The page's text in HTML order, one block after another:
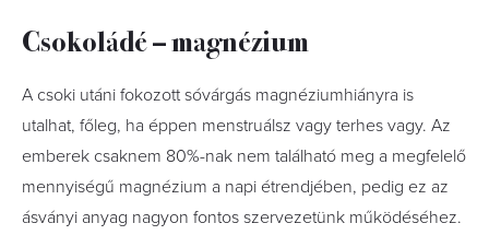
Csokoládé – magnézium
A csoki utáni fokozott sóvárgás magnéziumhiányra is
utalhat, főleg, ha éppen menstruálsz vagy terhes vagy. Az
emberek csaknem 80%-nak nem található meg a megfelelő
mennyiségű magnézium a napi étrendjében, pedig ez az
ásványi anyag nagyon fontos szervezetünk működéséhez.